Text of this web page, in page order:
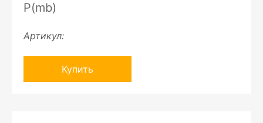
P(mb)
Артикул:
Купить